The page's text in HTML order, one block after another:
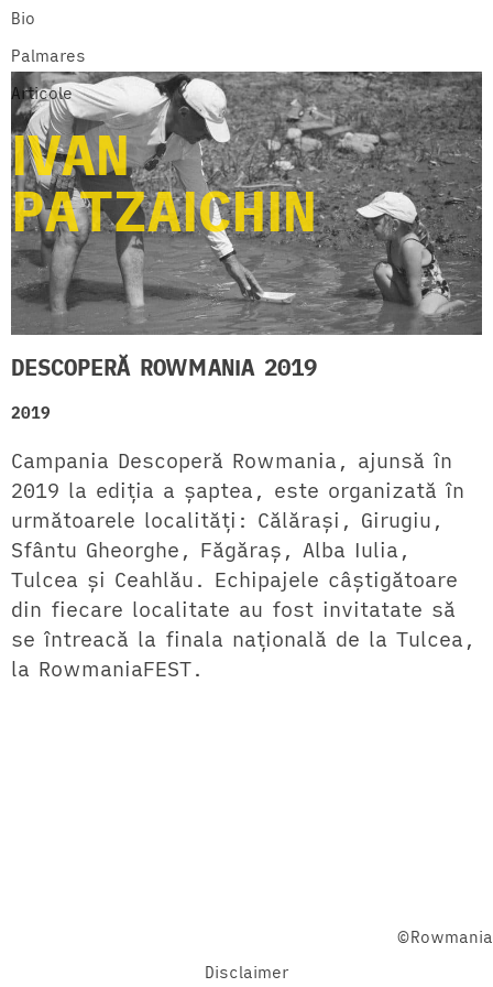
Bio
Palmares
Articole
IVAN
PATZAICHIN
DESCOPERĂ ROWMANIA 2019
2019
Campania Descoperă Rowmania, ajunsă în
2019 la ediția a șaptea, este organizată în
următoarele localități: Călărași, Girugiu,
Sfântu Gheorghe, Făgăraș, Alba Iulia,
Tulcea și Ceahlău. Echipajele câștigătoare
din fiecare localitate au fost invitatate să
se întreacă la finala națională de la Tulcea,
la RowmaniaFEST.
©Rowmania
Disclaimer